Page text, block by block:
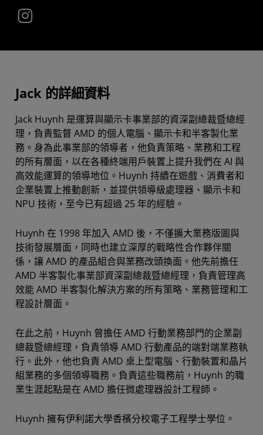
Jack 的詳細資料
Jack Huynh 是運算與顯示卡事業部的資深副總裁暨總經
理，負責監督 AMD 的個人電腦、顯示卡和半客製化業
務。身為此事業部的領導者，他負責策略、業務和工程
的所有層面，以在各種終端用戶裝置上提升我們在 AI 與
高效能運算的領導地位。Huynh 持續在遊戲、消費者和
企業裝置上推動創新，並提供領導級處理器、顯示卡和
NPU 技術，至今已有超過 25 年的經驗。
Huynh 在 1998 年加入 AMD 後，不僅擴大業務版圖與
技術發展層面，同時也建立深厚的戰略性合作夥伴關
係，讓 AMD 的產品組合與業務改頭換面。他先前擔任
AMD 半客製化事業部資深副總裁暨總經理，負責管理高
效能 AMD 半客製化解決方案的所有策略、業務管理和工
程設計層面。
在此之前，Huynh 曾擔任 AMD 行動業務部門的企業副
總裁暨總經理，負責領導 AMD 行動產品的端對端業務執
行。此外，他也負責 AMD 桌上型電腦、行動裝置和晶片
組業務的多個領導職務。負責這些職務前，Huynh 的職
業生涯起點是在 AMD 擔任微處理器設計工程師。
Huynh 擁有伊利諾大學香檳分校電子工程學士學位。